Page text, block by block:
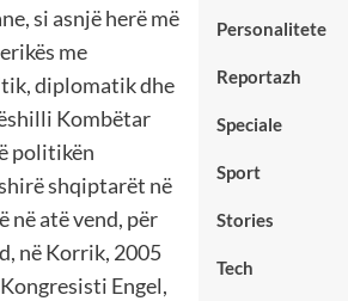
si asnjë herë më
me
diplomatik dhe
Kombëtar
politikën
shqiptarët në
atë vend, për
në Korrik, 2005
Engel,
Personalitete
Reportazh
Speciale
Sport
Stories
Tech